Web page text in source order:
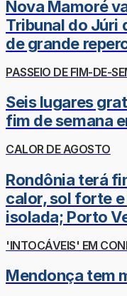
Nova Mamoré
Tribunal do Júri
de grande
PASSEIO DE FIM-DE-
Seis lugares
fim de semana
CALOR DE AGOSTO
Rondônia terá
calor, sol forte
isolada; Porto
'INTOCÁVEIS' EM
Mendonça tem